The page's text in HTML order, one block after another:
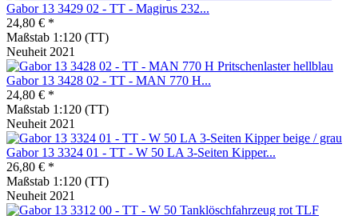
Gabor 13 3429 02 - TT - Magirus 232...
24,80 € *
Maßstab 1:120 (TT)
Neuheit 2021
Gabor 13 3428 02 - TT - MAN 770 H...
24,80 € *
Maßstab 1:120 (TT)
Neuheit 2021
Gabor 13 3324 01 - TT - W 50 LA 3-Seiten Kipper...
26,80 € *
Maßstab 1:120 (TT)
Neuheit 2021